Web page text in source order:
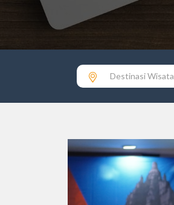
Destinasi Wisata